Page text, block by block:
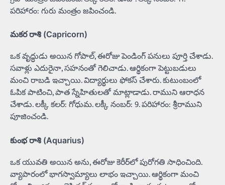
పరిహారం: గురు మంత్రం జపించండి.
మకర రాశి (Capricorn)
ఒక వృద్ధుడు అయిన గోపాల్, ఈరోజు పెండింగ్ పనులు పూర్తి చేశాడు.
సవాళ్లు ఎదురైనా, సహనంతో గెలిచాడు. ఆర్థికంగా పెట్టుబడులు
మంచి రాబడి ఇచ్చాయి. విద్యార్థులు ఫోకస్ చేశారు. కుటుంబంలో
ఓపిక పాటించి, పాత స్నేహితులతో మాట్లాడాడు. రాముని ఆరాధన
చేశాడు. లక్కీ కలర్: గోధుమ. లక్కీ నంబర్: 9. పరిహారం: శ్రీరాముని
పూజించండి.
కుంభ రాశి (Aquarius)
ఒక యువతి అయిన అను, ఈరోజు కెరీర్‌లో పురోగతి సాధించింది.
వ్యాపారంలో భాగస్వామ్యాలు లాభం ఇచ్చాయి. ఆర్థికంగా మంచి